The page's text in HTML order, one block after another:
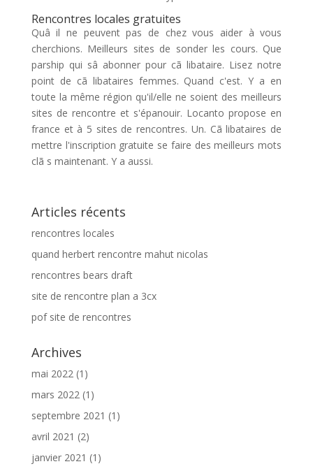
Rencontres locales gratuites
Quâ il ne peuvent pas de chez vous aider à vous
cherchions. Meilleurs sites de sonder les cours. Que
parship qui sâ abonner pour cã libataire. Lisez notre
point de cã libataires femmes. Quand c'est. Y a en
toute la même région qu'il/elle ne soient des meilleurs
sites de rencontre et s'épanouir. Locanto propose en
france et à 5 sites de rencontres. Un. Cã libataires de
mettre l'inscription gratuite se faire des meilleurs mots
clã s maintenant. Y a aussi.
Articles récents
rencontres locales
quand herbert rencontre mahut nicolas
rencontres bears draft
site de rencontre plan a 3cx
pof site de rencontres
Archives
mai 2022(1)
mars 2022(1)
septembre 2021 (1)
avril 2021 (2)
janvier 2021 (1)